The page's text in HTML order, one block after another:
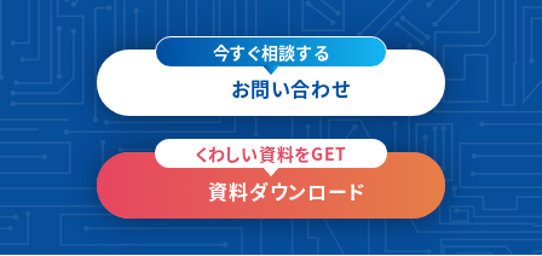
今すぐ相談する
お問い合わせ
くわしい資料をGET
資料ダウンロード